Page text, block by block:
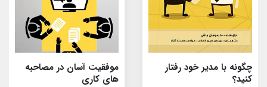
چگونه با مدیر خود رفتار
کنید؟
موفقیت آسان در مصاحبه
های کاری